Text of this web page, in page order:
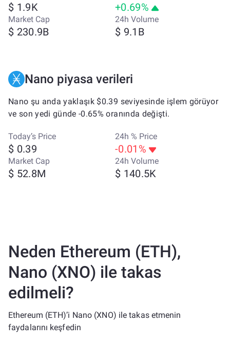
$ 1.9K +0.69%
Market Cap
$ 230.9B
24h Volume
$ 9.1B
Nano piyasa verileri
Nano şu anda yaklaşık $0.39 seviyesinde işlem görüyor
ve son yedi günde -0.65% oranında değişti.
Today’s Price
$ 0.39
24h % Price
-0.01%
Market Cap
$ 52.8M
24h Volume
$ 140.5K
Neden Ethereum (ETH),
Nano (XNO) ile takas
edilmeli?
Ethereum (ETH)’i Nano (XNO) ile takas etmenin
faydalarını keşfedin